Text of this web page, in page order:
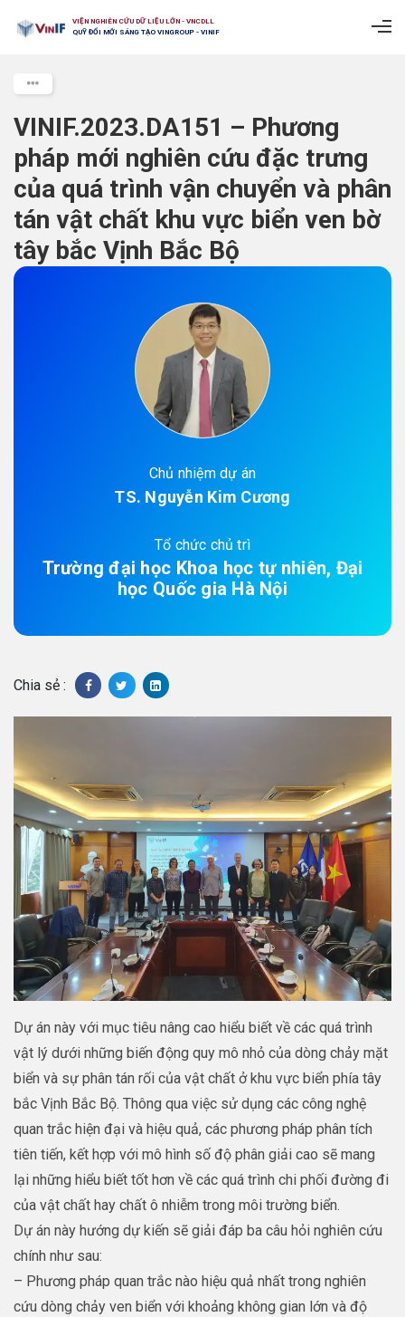
VIỆN NGHIÊN CỨU DỮ LIỆU LỚN - VNCDLL
QUỸ ĐỔI MỚI SÁNG TẠO VINGROUP - VINIF
VINIF.2023.DA151 – Phương
pháp mới nghiên cứu đặc trưng
của quá trình vận chuyển và phân
tán vật chất khu vực biển ven bờ
tây bắc Vịnh Bắc Bộ
Chủ nhiệm dự án
TS. Nguyễn Kim Cương
Tổ chức chủ trì
Trường đại học Khoa học tự nhiên, Đại
học Quốc gia Hà Nội
Chia sẻ :
Dự án này với mục tiêu nâng cao hiểu biết về các quá trình
vật lý dưới những biến động quy mô nhỏ của dòng chảy mặt
biển và sự phân tán rối của vật chất ở khu vực biển phía tây
bắc Vịnh Bắc Bộ. Thông qua việc sử dụng các công nghệ
quan trắc hiện đại và hiệu quả, các phương pháp phân tích
tiên tiến, kết hợp với mô hình số độ phân giải cao sẽ mang
lại những hiểu biết tốt hơn về các quá trình chi phối đường đi
của vật chất hay chất ô nhiễm trong môi trường biển.
Dự án này hướng dự kiến sẽ giải đáp ba câu hỏi nghiên cứu
chính như sau:
– Phương pháp quan trắc nào hiệu quả nhất trong nghiên
cứu dòng chảy ven biển với khoảng không gian lớn và độ